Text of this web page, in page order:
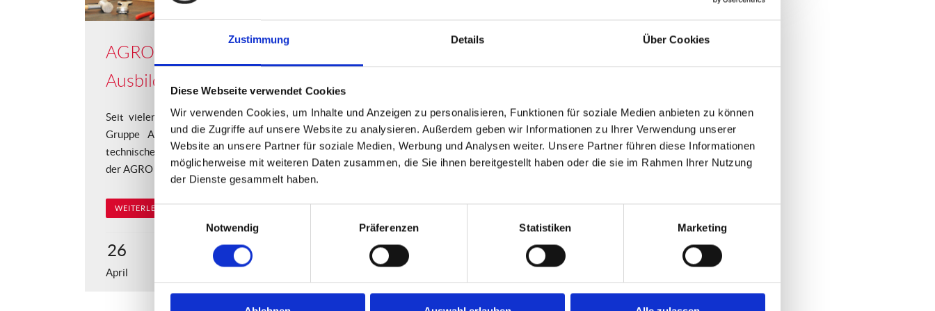
Zustimmung Details Über Cookies
Diese Webseite verwendet Cookies
Wir verwenden Cookies, um Inhalte und Anzeigen zu personalisieren, Funktionen für soziale Medien anbieten zu können
und die Zugriffe auf unsere Website zu analysieren. Außerdem geben wir Informationen zu Ihrer Verwendung unserer
Website an unsere Partner für soziale Medien, Werbung und Analysen weiter. Unsere Partner führen diese Informationen
möglicherweise mit weiteren Daten zusammen, die Sie ihnen bereitgestellt haben oder die sie im Rahmen Ihrer Nutzung
der Dienste gesammelt haben.
Einwilligungsauswahl
Notwendig
Präferenzen Statistiken Marketing
AGRO eröffnet
Ausbildungswerkstatt
Seit vielen Jahren sind die Firmen der AGRO-
Gruppe Ausbildungsbetriebe für verschiedene
technische Berufe. Ab sofort verfügt der Betrieb
der AGRO International nun auch über eine...
WEITERLESEN
26
April
Vom 21. – 24. Mai 2019 heißt es für die
Möbelwelt wieder: „Willkommen in Köln“ –
willkommen zur interzum 2019. In diesem Sinne
laden wir Sie...
11